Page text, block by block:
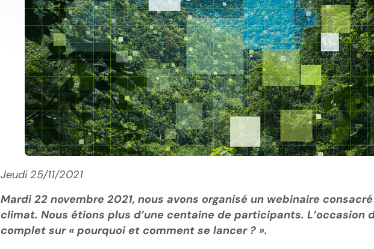
Jeudi 25/11/2021
Mardi 22 novembre 2021, nous avons organisé un webinaire
climat. Nous étions plus d’une centaine de participants. L’occasion
complet sur « pourquoi et comment se lancer ? ».